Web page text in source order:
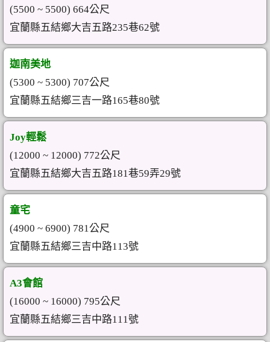
(5500 ~ 5500) 664公尺
宜蘭縣五結鄉大吉五路235巷62號
迦南美地
(5300 ~ 5300) 707公尺
宜蘭縣五結鄉三吉一路165巷80號
Joy輕鬆
(12000 ~ 12000) 772公尺
宜蘭縣五結鄉大吉五路181巷59弄29號
童宅
(4900 ~ 6900) 781公尺
宜蘭縣五結鄉三吉中路113號
A3會館
(16000 ~ 16000) 795公尺
宜蘭縣五結鄉三吉中路111號